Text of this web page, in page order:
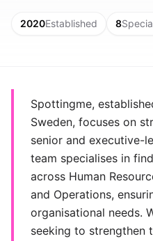
2020Established 8
Spottingme,
Sweden, focuses on
senior and executive-
team specialises in
across Human
and Operations,
organisational needs.
seeking to strengthen